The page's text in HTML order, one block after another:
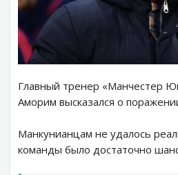
Главный тренер «Манчестер
Аморим высказался о
Манкунианцам не удалось
команды было достаточно